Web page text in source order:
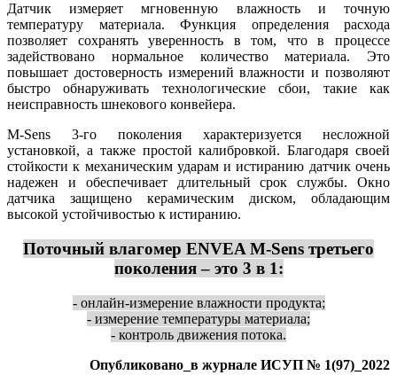
Датчик измеряет мгновенную влажность и точную
температуру материала. Функция определения расхода
позволяет сохранять уверенность в том, что в процессе
задействовано нормальное количество материала. Это
повышает достоверность измерений влажности и позволяют
быстро обнаруживать технологические сбои, такие как
неисправность шнекового конвейера.
M-Sens 3-го поколения характеризуется несложной
установкой, а также простой калибровкой. Благодаря своей
стойкости к механическим ударам и истиранию датчик очень
надежен и обеспечивает длительный срок службы. Окно
датчика защищено керамическим диском, обладающим
высокой устойчивостью к истиранию.
Поточный влагомер ENVEA M-Sens третьего
поколения – это 3 в 1:
- онлайн-измерение влажности продукта;
- измерение температуры материала;
- контроль движения потока.
Опубликовано_в журнале ИСУП № 1(97)_2022